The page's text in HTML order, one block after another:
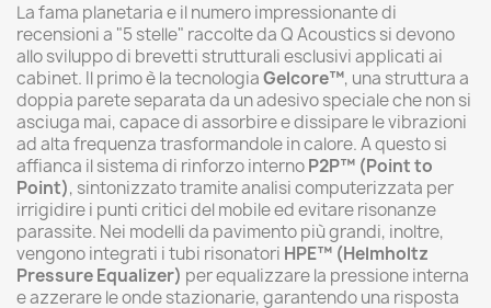
La fama planetaria e il numero impressionante di
recensioni a "5 stelle" raccolte da Q Acoustics si devono
allo sviluppo di brevetti strutturali esclusivi applicati ai
cabinet. Il primo è la tecnologiaGelcore™, una struttura a
doppia parete separata da un adesivo speciale che non si
asciuga mai, capace di assorbire e dissipare le vibrazioni
ad alta frequenza trasformandole in calore. A questo si
affianca il sistema di rinforzo internoP2P™ (Point to
Point), sintonizzato tramite analisi computerizzata per
irrigidire i punti critici del mobile ed evitare risonanze
parassite. Nei modelli da pavimento più grandi, inoltre,
vengono integrati i tubi risonatori HPE™ (Helmholtz
Pressure Equalizer) per equalizzare la pressione interna
e azzerare le onde stazionarie, garantendo una risposta